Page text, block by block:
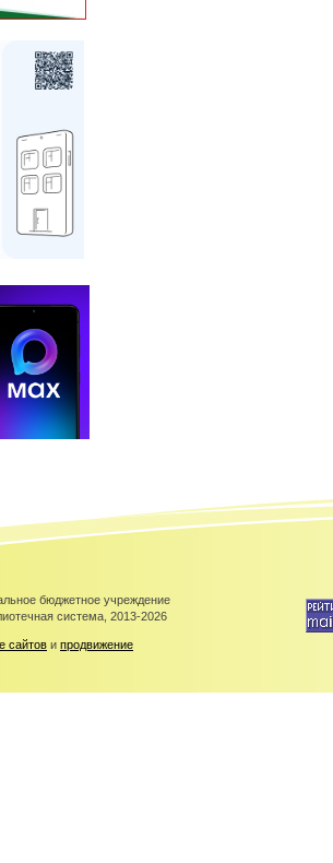
бюджетное учреждение
система, 2013-2026
сайтов и продвижение